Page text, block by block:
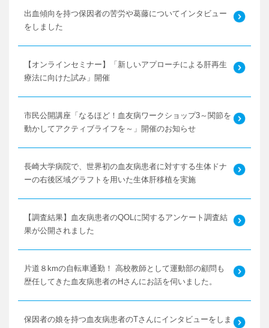
出血傾向を持つ保因者の苦労や葛藤についてインタビュー
をしました
【オンラインセミナー】「新しいアプローチによる肝再生
療法に向けた試み」開催
市民公開講座「なるほど！血友病ワークショップ3～関節を
動かしてアクティブライフを～」開催のお知らせ
長崎大学病院で、世界初の血友病患者に対すする生体ドナ
ーの右後区域グラフトを用いた生体肝移植を実施
【調査結果】血友病患者のQOLに関するアンケート調査結
果が公開されました
片道８kmの自転車通勤！ 高校教師として運動部の顧問も
歴任してきた血友病患者のHさんにお話を伺いました。
保因者の娘を持つ血友病患者のTさんにインタビューをしま